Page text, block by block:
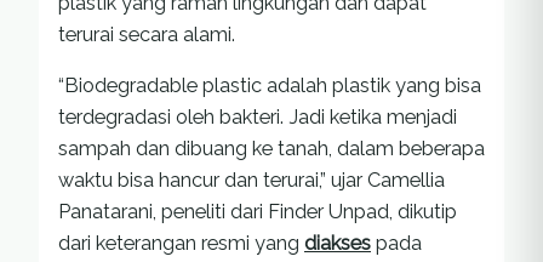
terurai secara alami.
“Biodegradable plastic adalah plastik yang bisa
terdegradasi oleh bakteri. Jadi ketika menjadi
sampah dan dibuang ke tanah, dalam beberapa
waktu bisa hancur dan terurai,” ujar Camellia
Panatarani, peneliti dari Finder Unpad, dikutip
dari keterangan resmi yang diakses pada